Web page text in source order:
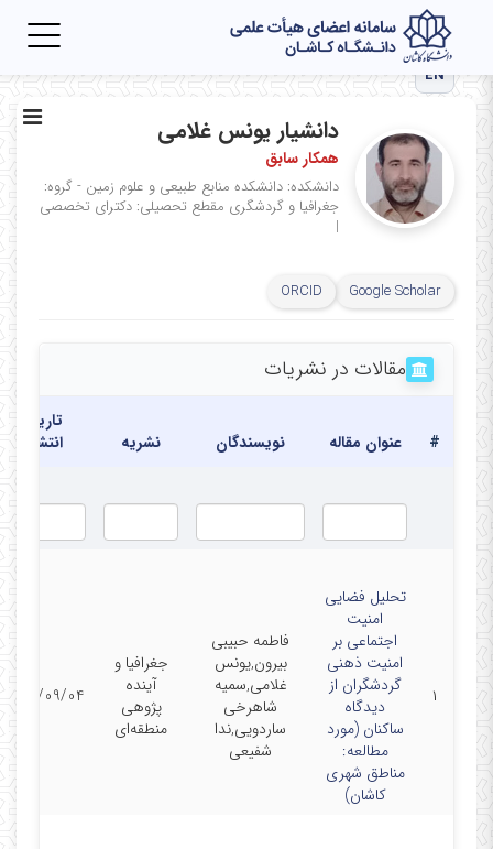
EN
دانشیار یونس غلامی
همکار سابق
دانشکده: دانشکده منابع طبیعی و علوم زمین - گروه:
جغرافیا و گردشگری مقطع تحصیلی: دکترای تخصصی
|
Google Scholar
ORCID
مقالات در نشریات
# عنوان مقاله نویسندگان نشریه
تاریخ
انتشار
۱
تحلیل فضایی
امنیت
اجتماعی بر
امنیت ذهنی
گردشگران از
دیدگاه
ساکنان (مورد
مطالعه:
مناطق شهری
کاشان)
فاطمه حبیبی
بیرون,یونس
غلامی,سمیه
شاهرخی
ساردویی,ندا
شفیعی
جغرافیا و
آینده
پژوهی
منطقه‌ای
1402/09/04